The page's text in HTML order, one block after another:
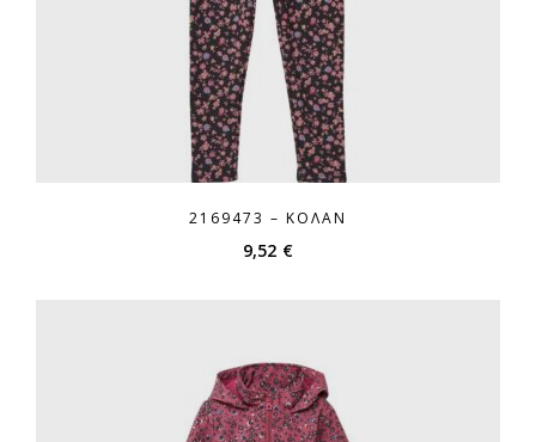
2169473 – ΚΟΛΆΝ
9,52 €